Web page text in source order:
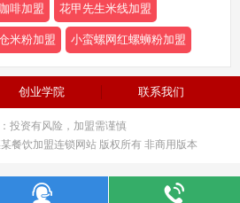
啡加盟 花甲先生米线加盟
米粉加盟 小蛮螺网红螺蛳粉加盟
创业学院 联系我们
投资有风险，加盟需谨慎
餐饮加盟连锁网站 版权所有 非商用版本